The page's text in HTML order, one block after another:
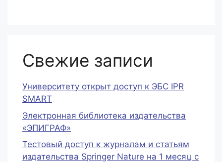
Свежие записи
Университету открыт доступ к ЭБС IPR
SMART
Электронная библиотека издательства
«ЭПИГРАФ»
Тестовый доступ к журналам и статьям
издательства Springer Nature на 1 месяц c